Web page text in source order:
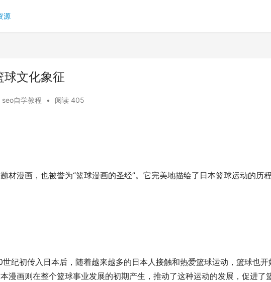
源
球文化象征
seo自学教程 • 阅读 405
材漫画，也被誉为“篮球漫画的圣经”。它完美地描绘了日本篮球运动的历程
纪初传入日本后，随着越来越多的日本人接触和热爱篮球运动，篮球也开
漫画则在整个篮球事业发展的初期产生，推动了这种运动的发展，促进了